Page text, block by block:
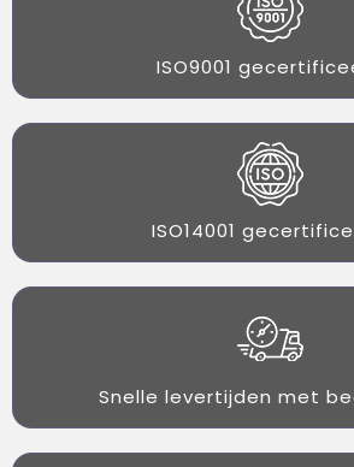
ISO9001
ISO14001
Snelle levertijden met